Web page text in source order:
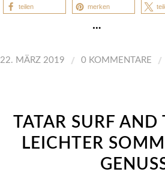
teilen merken
…
22. MÄRZ 2019 / 0 KOMMENTARE /
TATAR SURF AND
LEICHTER